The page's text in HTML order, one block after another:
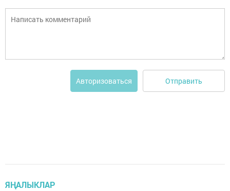
Авторизоваться Отправить
ЯҢАЛЫКЛАР